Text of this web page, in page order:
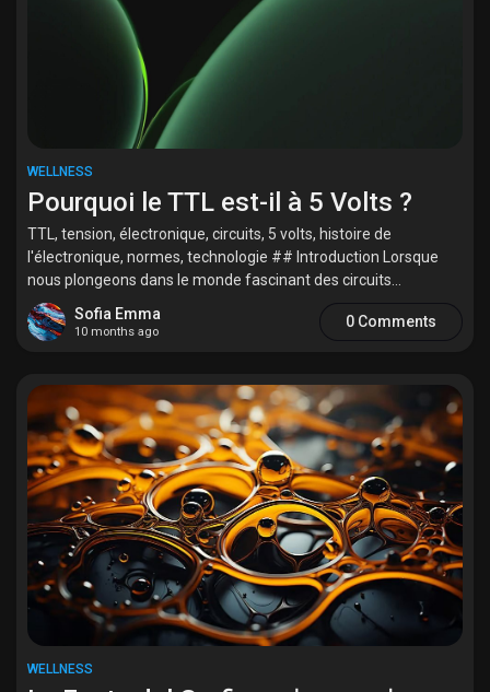
WELLNESS
Pourquoi le TTL est-il à 5 Volts ?
TTL, tension, électronique, circuits, 5 volts, histoire de
l'électronique, normes, technologie ## Introduction Lorsque
nous plongeons dans le monde fascinant des circuits...
Sofia Emma
10 months ago
0 Comments
WELLNESS